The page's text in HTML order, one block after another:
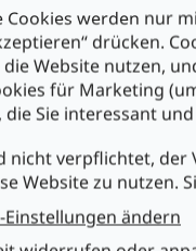
Cookies werden nur
drücken.
die Website nutzen,
für Marketing
die Sie interessant
nicht verpflichtet,
Website zu nutzen.
Einstellungen ändern
des Ventils kann
auf dem
des Hebels am
des
ist. WaterStop ist in
DN20 (3/4") oder DN25
ist mit